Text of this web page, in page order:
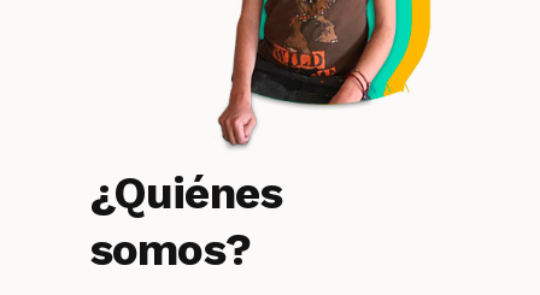
¿Quiénes
somos?